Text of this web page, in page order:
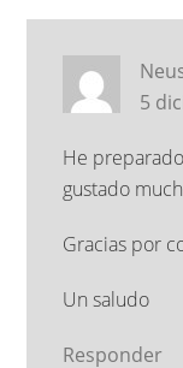
5
He
gustado
Gracias por
Un saludo
Responder